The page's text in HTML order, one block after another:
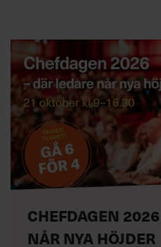
CHEFDAGEN
NÅR NYA HÖJDER